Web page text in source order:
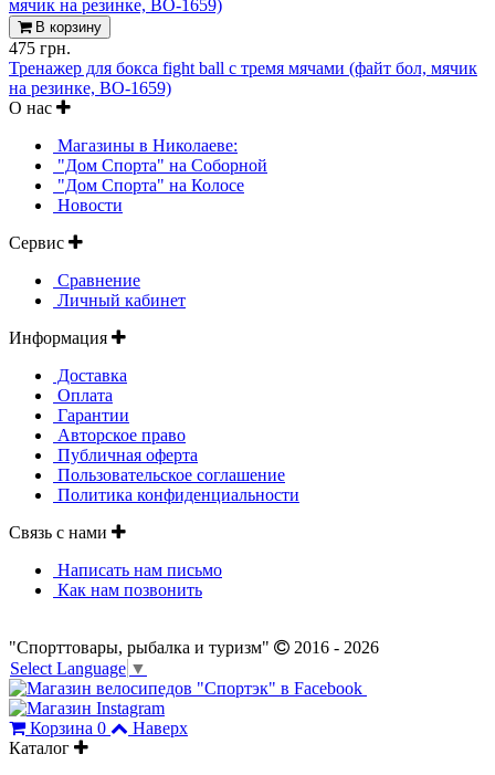
В корзину
475 грн.
Тренажер для бокса fight ball с тремя мячами (файт бол, мячик
на резинке, BO-1659)
О нас
Магазины в Николаеве:
"Дом Спорта" на Соборной
"Дом Спорта" на Колосе
Новости
Сервис
Сравнение
Личный кабинет
Информация
Доставка
Оплата
Гарантии
Авторское право
Публичная оферта
Пользовательское соглашение
Политика конфиденциальности
Связь с нами
Написать нам письмо
Как нам позвонить
"Спорттовары, рыбалка и туризм"
2016 - 2026
Select Language ▼
Корзина 0
Наверх
Каталог